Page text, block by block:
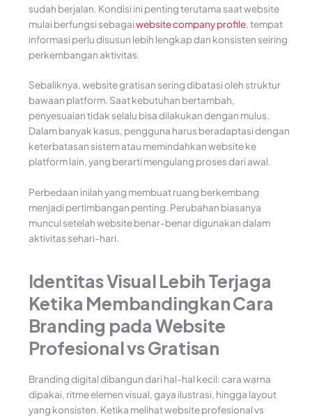
sudah berjalan. Kondisi ini penting terutama saat website
mulai berfungsi sebagaiwebsite company profile, tempat
informasi perlu disusun lebih lengkap dan konsisten seiring
perkembangan aktivitas.
Sebaliknya, website gratisan sering dibatasi oleh struktur
bawaan platform. Saat kebutuhan bertambah,
penyesuaian tidak selalu bisa dilakukan dengan mulus.
Dalam banyak kasus, pengguna harus beradaptasi dengan
keterbatasan sistem atau memindahkan website ke
platform lain, yang berarti mengulang proses dari awal.
Perbedaan inilah yang membuat ruang berkembang
menjadi pertimbangan penting. Perubahan biasanya
muncul setelah website benar-benar digunakan dalam
aktivitas sehari-hari.
Identitas Visual Lebih Terjaga
Ketika Membandingkan Cara
Branding pada Website
Profesional vs Gratisan
Branding digital dibangun dari hal-hal kecil: cara warna
dipakai, ritme elemen visual, gaya ilustrasi, hingga layout
yang konsisten. Ketika melihat website profesional vs